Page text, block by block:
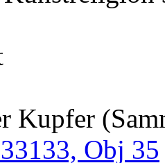
Kupfer
Obj 35